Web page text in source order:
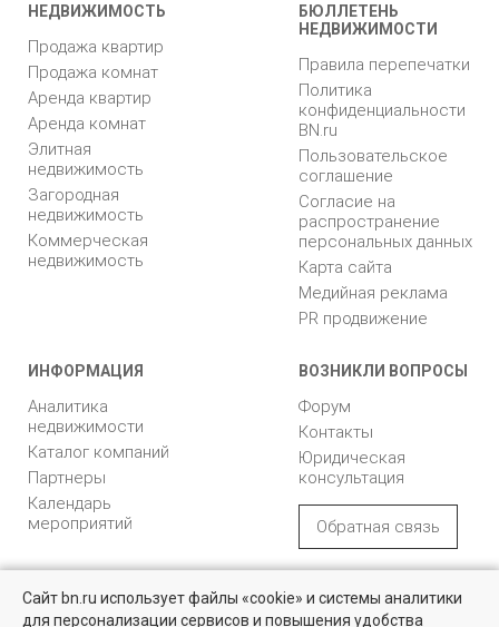
НЕДВИЖИМОСТЬ
Продажа квартир
Продажа комнат
Аренда квартир
Аренда комнат
Элитная
недвижимость
Загородная
недвижимость
Коммерческая
недвижимость
БЮЛЛЕТЕНЬ
НЕДВИЖИМОСТИ
Правила перепечатки
Политика
конфиденциальности
BN.ru
Пользовательское
соглашение
Согласие на
распространение
персональных данных
Карта сайта
Медийная реклама
PR продвижение
ИНФОРМАЦИЯ
Аналитика
недвижимости
Каталог компаний
Партнеры
Календарь
мероприятий
ВОЗНИКЛИ ВОПРОСЫ
Форум
Контакты
Юридическая
консультация
Обратная связь
с ограниченной
ответственностью
«БН»
Сайт bn.ru использует файлы «cookie» и системы аналитики
для персонализации сервисов и повышения удобства